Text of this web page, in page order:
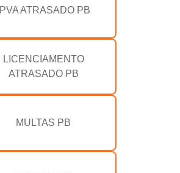
IPVA ATRASADO PB
LICENCIAMENTO
ATRASADO PB
MULTAS PB